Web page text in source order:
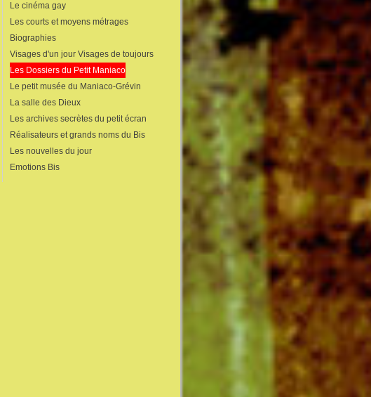
Le cinéma gay
Les courts et moyens métrages
Biographies
Visages d'un jour Visages de toujours
Les Dossiers du Petit Maniaco
Le petit musée du Maniaco-Grévin
La salle des Dieux
Les archives secrètes du petit écran
Réalisateurs et grands noms du Bis
Les nouvelles du jour
Emotions Bis